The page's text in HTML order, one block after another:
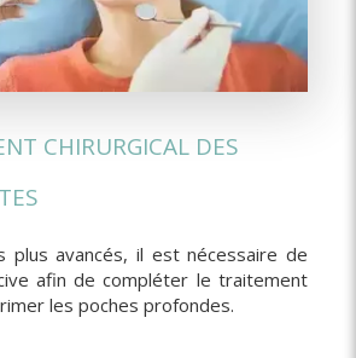
CHIRURGICAL DES
plus avancés, il est nécessaire de
afin de compléter le traitement
les poches profondes.